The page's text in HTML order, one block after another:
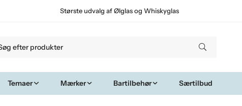
Største udvalg af Ølglas og Whiskyglas
Temaer Mærker Bartilbehør Særtilbud